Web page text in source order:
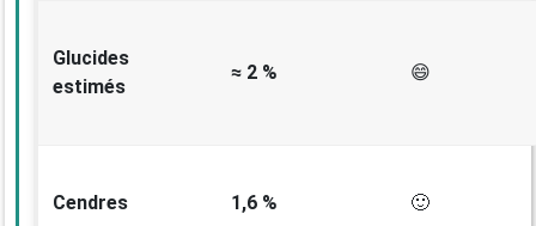
Glucides
estimés
≈ 2 % 😄
Cendres 1,6 % 🙂